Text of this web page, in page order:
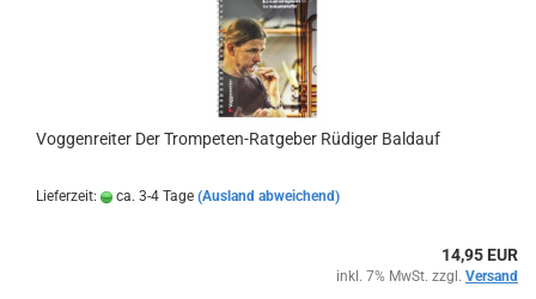
Voggenreiter Der Trompeten-Ratgeber Rüdiger Baldauf
Lieferzeit: ca. 3-4 Tage (Ausland abweichend)
14,95 EUR
inkl. 7% MwSt. zzgl. Versand